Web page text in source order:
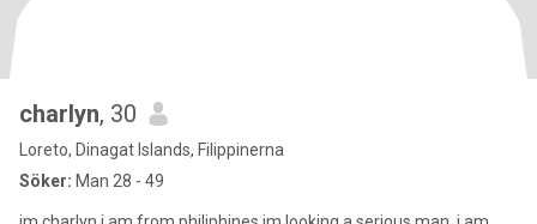
charlyn, 30
Loreto, Dinagat Islands, Filippinerna
Söker: Man 28 - 49